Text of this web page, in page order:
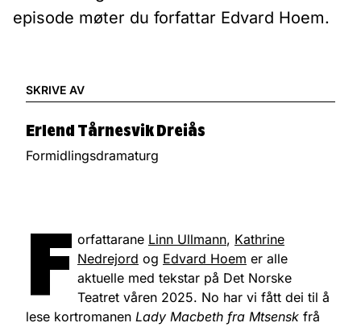
episode møter du forfattar Edvard Hoem.
SKRIVE AV
Erlend Tårnesvik Dreiås
Formidlingsdramaturg
F orfattarane Linn Ullmann, Kathrine
Nedrejord og Edvard Hoem er alle
aktuelle med tekstar på Det Norske
Teatret våren 2025. No har vi fått dei til å
lese kortromanen Lady Macbeth fra Mtsensk frå